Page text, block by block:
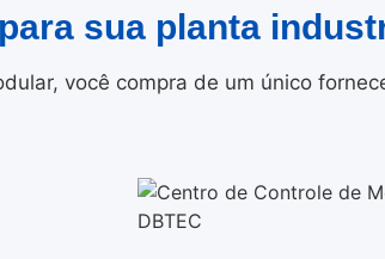
sua planta
você compra de um único